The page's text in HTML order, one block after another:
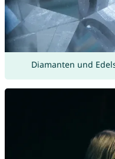
Diamanten und